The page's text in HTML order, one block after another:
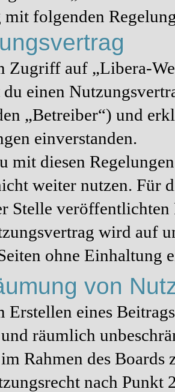
mit folgenden
Zugriff auf „Libera-
einen
„Betreiber“) und
einverstanden.
mit diesen
weiter nutzen. Für
Stelle veröffentlichten
wird auf
ohne Einhaltung
von
Erstellen eines
räumlich
Rahmen des Boards
nach Punkt